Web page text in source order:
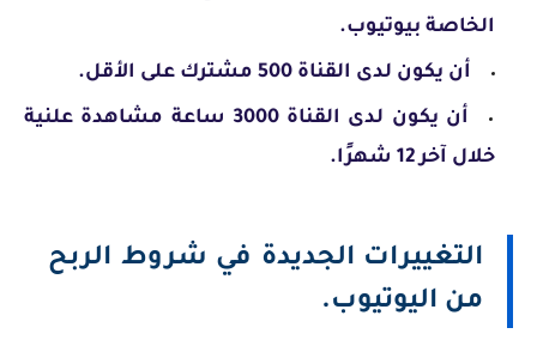
الخاصة بيوتيوب.
أن يكون لدى القناة 500 مشترك على الأقل.
أن يكون لدى القناة 3000 ساعة مشاهدة علنية
خلال آخر 12 شهرًا.
التغييرات الجديدة في شروط الربح
من اليوتيوب.